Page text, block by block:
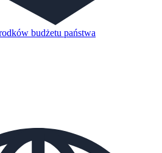
budżetu państwa